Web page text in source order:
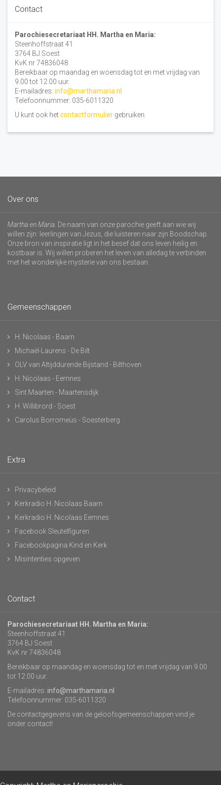
Contact
Parochiesecretariaat HH. Martha en Maria:
Steenhoffstraat 41
3764 BJ Soest
KvK nr 74836048
Bereikbaar op maandag en woensdag tot en met vrijdag van
9.00 tot 12.00 uur.
E-mailadres: info@marthamaria.nl
Telefoonnummer: 035-6011320
U kunt ook hetcontactformulier gebruiken.
Over ons
Martha en Maria . De naam van onze parochie geeft aan wie wij
willen zijn: leerlingen van Jezus, die luisteren naar zijn Boodschap.
Onze bron van inspiratie ligt in het besef dat ons leven heilig en
kostbaar is. Wij willen proberen het leven van alledag te verbinden
met het wonderlijke mysterie van ons bestaan.
Gemeenschappen
H. Nicolaas - Baarn
Michaël-Laurens - De Bilt
OLV van Altijddurende Bijstand - Bilthoven
H. Nicolaas - Eemnes
Sint Maarten - Maartensdijk
H. Willibrord - Soest
Carolus Borromeüs - Soesterberg
Extra
Privacybeleid
Kerkradio H. Nicolaas Baarn
Kerkradio H. Nicolaas Eemnes
Facebook Sleutelfiguren
Facebookpagina Kind en Kerk
Misintenties opgeven
Contact
Parochiesecretariaat HH. Martha en Maria:
Steenhoffstraat 41
3764 BJ Soest
KvK nr 74836048
Bereikbaar op maandag en woensdag tot en met vrijdag van 9.00
tot 12.00 uur.
E-mailadres: info@marthamaria.nl
Telefoonnummer: 035-6011320
De contactgegevens van de geloofsgemeenschappen vind je
onder contact!